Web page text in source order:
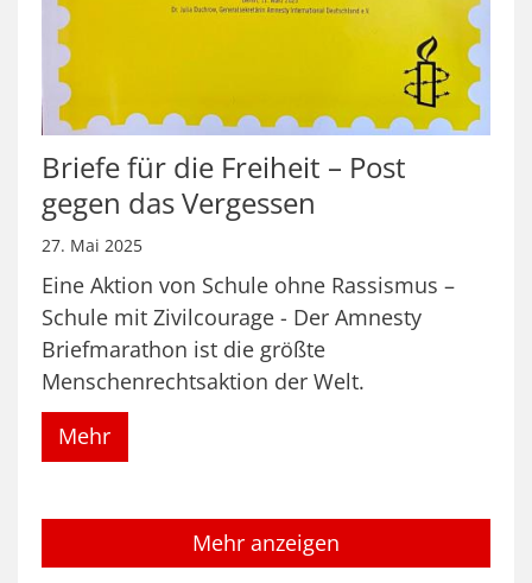
Briefe für die Freiheit – Post
gegen das Vergessen
27. Mai 2025
Eine Aktion von Schule ohne Rassismus –
Schule mit Zivilcourage - Der Amnesty
Briefmarathon ist die größte
Menschenrechtsaktion der Welt.
Mehr
Mehr anzeigen